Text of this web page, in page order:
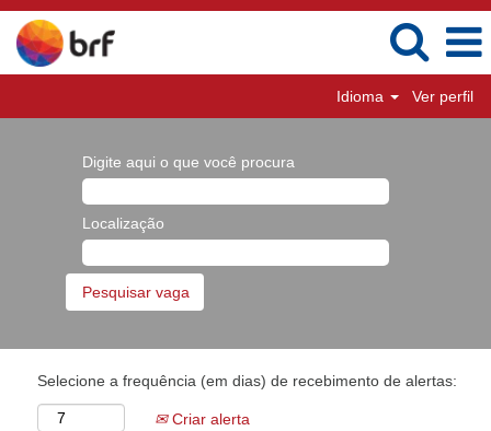
Idioma Ver perfil
Digite aqui o que você procura
Localização
Selecione a frequência (em dias) de recebimento de alertas:
Criar alerta